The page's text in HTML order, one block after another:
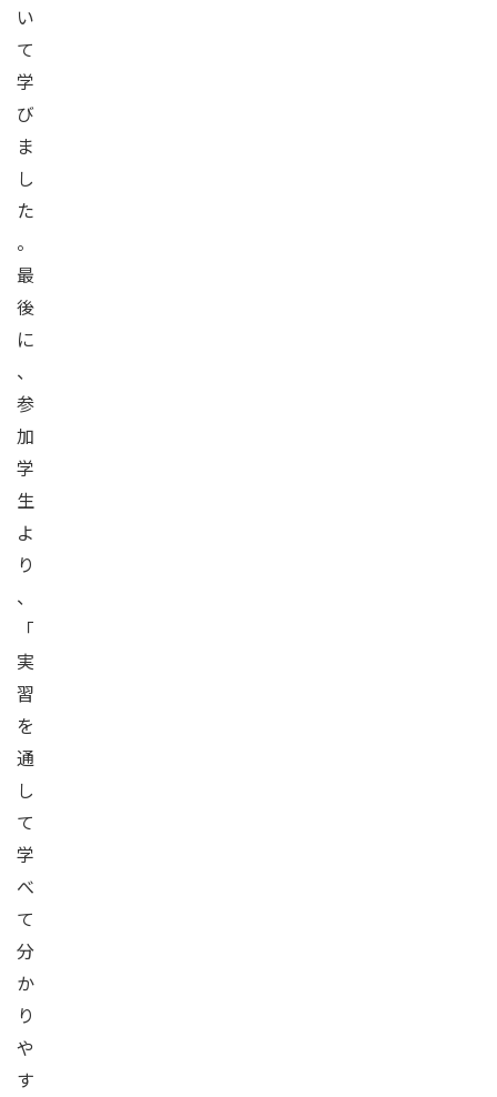
い
て
学
び
ま
し
た
。
最
後
に
、
参
加
学
生
よ
り
、
「
実
習
を
通
し
て
学
べ
て
分
か
り
や
す